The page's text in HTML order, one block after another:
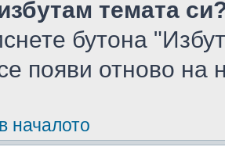
темата
бутона
появи отново на
началото